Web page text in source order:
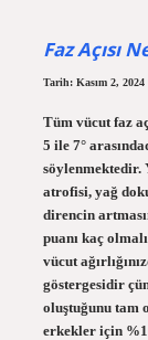
Faz Açısı
Tarih: Kasım 2, 2024
Tüm vücut faz
5 ile 7°
söylenmektedir.
atrofisi, yağ
direncin
puanı kaç
vücut
göstergesidir
oluştuğunu tam
erkekler için